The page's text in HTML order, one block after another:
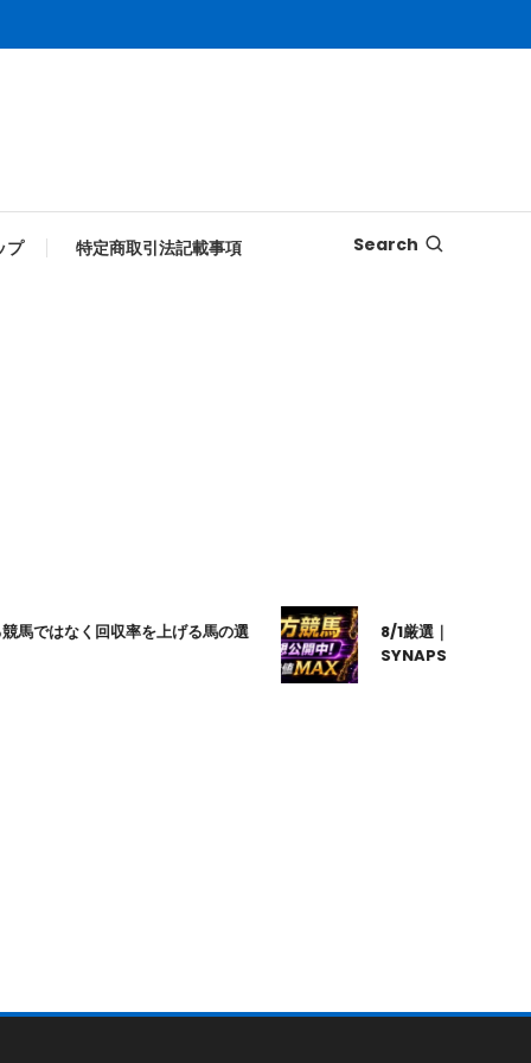
プ 特定商取引法記載事項 Search
はなく回収率を上げる馬の選
8/1厳選｜高知10R｜
SYNAPSE｜シナプス｜